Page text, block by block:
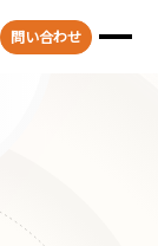
問い合わせ